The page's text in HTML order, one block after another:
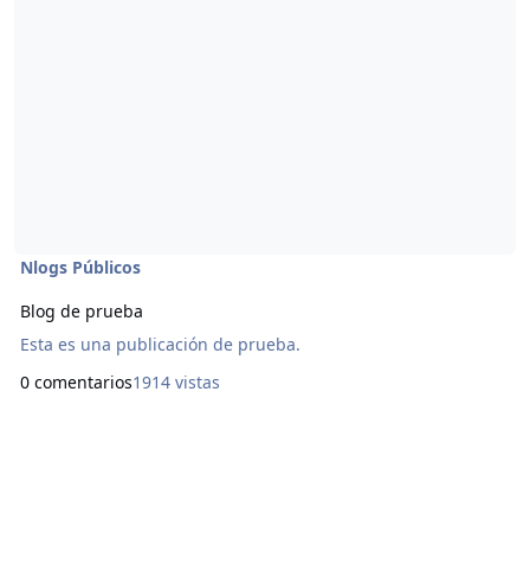
Nlogs Públicos
Blog de prueba
Esta es una publicación de prueba.
0 comentarios1914 vistas